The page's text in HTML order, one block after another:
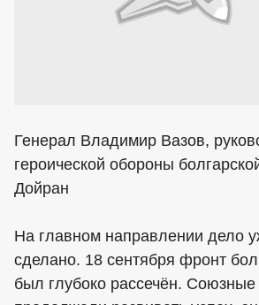
Генерал Владимир Вазов,
героической обороны
Дойран
На главном направлении дело
сделано. 18 сентября фронт
был глубоко рассечён. Союзные